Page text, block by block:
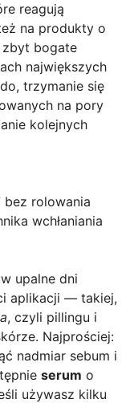
reagują
na produkty o
zbyt bogate
największych
trzymanie się
na pory
kolejnych
rolowania
wchłaniania
w upalne dni
aplikacji — takiej,
, czyli pillingu i
Najprościej:
nadmiar sebum i
serum o
używasz kilku